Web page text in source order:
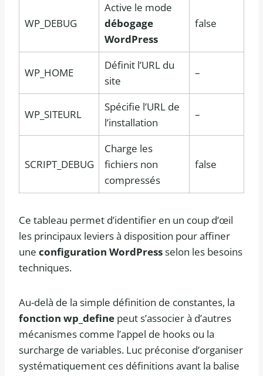
WP_DEBUG
Active le mode
débogage
WordPress
false
WP_HOME
Définit l’URL du
site
–
WP_SITEURL
Spécifie l’URL de
l’installation
–
SCRIPT_DEBUG
Charge les
fichiers non
compressés
false
Ce tableau permet d’identifier en un coup d’œil
les principaux leviers à disposition pour affiner
une configuration WordPressselon les besoins
techniques.
Au-delà de la simple définition de constantes, la
fonction wp_define peut s’associer à d’autres
mécanismes comme l’appel de hooks ou la
surcharge de variables. Luc préconise d’organiser
systématiquement ces définitions avant la balise